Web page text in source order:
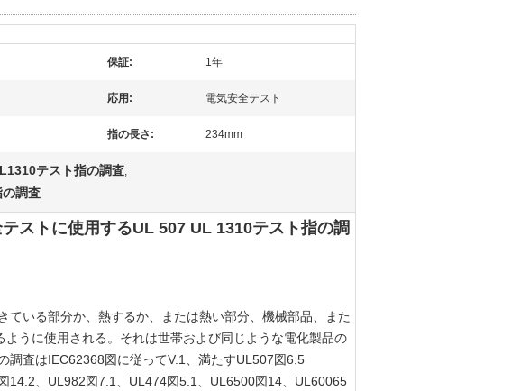
保証: 1年
応用: 電気安全テスト
指の長さ: 234mm
テスト指の調査,
調査
ストに使用するUL 507 UL 1310テスト指の調
ている部分か、熱するか、または熱い部分、機械部品、また
うに使用される。それは世帯および同じような電化製品の
調査はIEC62368図に従ってV.1、満たすUL507図6.5
14.2、UL982図7.1、UL474図5.1、UL6500図14、UL60065